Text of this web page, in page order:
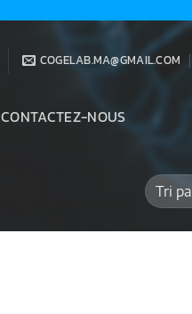
COGELAB.MA@GMAIL.COM
CONTACTEZ-NOUS